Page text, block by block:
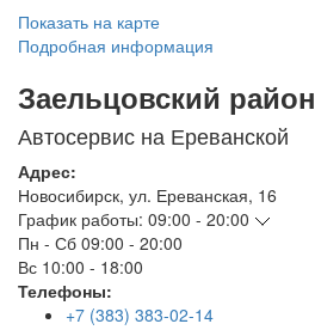
Показать на карте
Подробная информация
Заельцовский район
Автосервис на Ереванской
Адрес:
Новосибирск, ул. Ереванская, 16
График работы: 09:00 - 20:00
Пн - Сб 09:00 - 20:00
Вс 10:00 - 18:00
Телефоны:
+7 (383) 383-02-14